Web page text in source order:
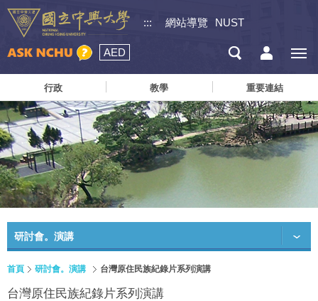
::: 網站導覽 NUST
AED
行政 教學 重要連結
研討會。演講
首頁 研討會。演講 台灣原住民族紀錄片系列演講
台灣原住民族紀錄片系列演講